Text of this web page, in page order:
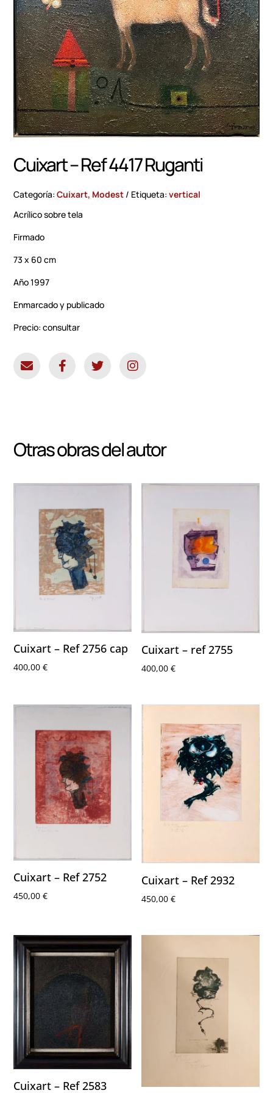
Cuixart – Ref 4417 Ruganti
Categoría:Cuixart, Modest Etiqueta:vertical
Acrílico sobre tela
Firmado
73 x 60 cm
Año 1997
Enmarcado y publicado
Precio: consultar
Otras obras del autor
Cuixart – Ref 2756 cap
400,00€
Cuixart – ref 2755
400,00€
Cuixart – Ref 2752
450,00€
Cuixart – Ref 2932
450,00€
Cuixart – Ref 2583